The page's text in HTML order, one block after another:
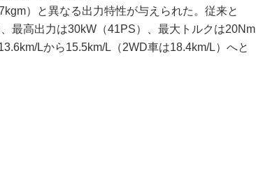
）と異なる出力特性が与えられた。従来と
最高出力は30kW（41PS）、最大トルクは20Nm
Lから15.5km/L（2WD車は18.4km/L）へと